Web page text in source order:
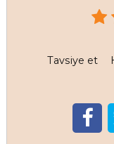
Tavsiye et